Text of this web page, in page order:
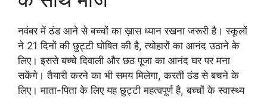
नवंबर में ठंड आने से बच्चों का ख़ास ध्यान रखना जरूरी है। स्कूलों
ने 21 दिनों की छुट्टी घोषित की है, त्योहारों का आनंद उठाने के
लिए। इससे बच्चे दिवाली और छठ पूजा का आनंद घर पर मना
सकेंगे। तैयारी करने का भी समय मिलेगा, करती ठंड से बचने के
लिए। माता-पिता के लिए यह छुट्टी महत्वपूर्ण है, बच्चों के स्वास्थ्य